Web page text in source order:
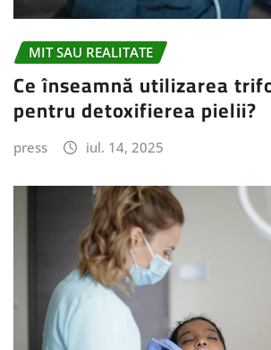
MIT SAU REALITATE
Ce înseamnă utilizarea
pentru detoxifierea pielii?
press iul. 14, 2025